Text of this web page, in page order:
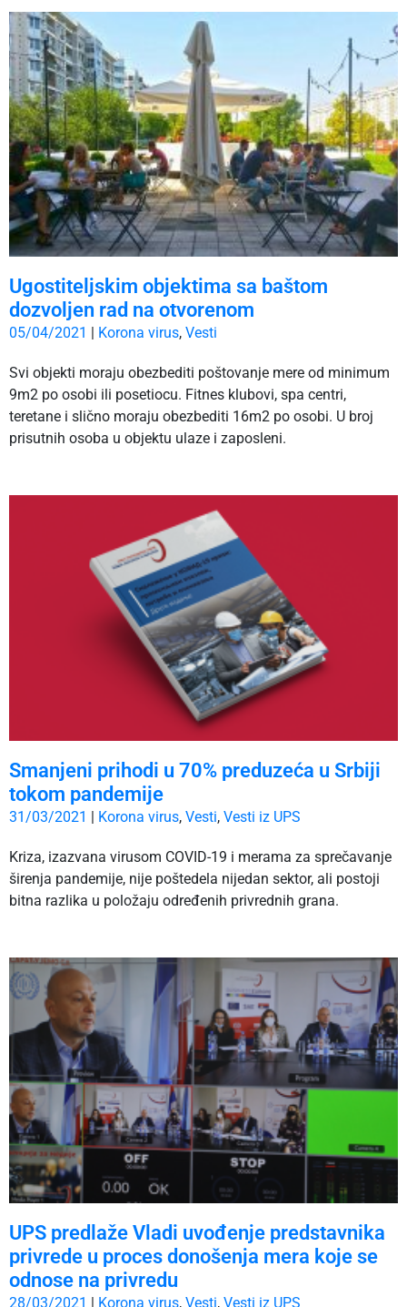
Ugostiteljskim objektima sa baštom
dozvoljen rad na otvorenom
05/04/2021 Korona virus, Vesti
Svi objekti moraju obezbediti poštovanje mere od minimum
9m2 po osobi ili posetiocu. Fitnes klubovi, spa centri,
teretane i slično moraju obezbediti 16m2 po osobi. U broj
prisutnih osoba u objektu ulaze i zaposleni.
Smanjeni prihodi u 70% preduzeća u Srbiji
tokom pandemije
31/03/2021 | Korona virus, Vesti, Vesti iz UPS
Kriza, izazvana virusom COVID-19 i merama za sprečavanje
širenja pandemije, nije poštedela nijedan sektor, ali postoji
bitna razlika u položaju određenih privrednih grana.
UPS predlaže Vladi uvođenje predstavnika
privrede u proces donošenja mera koje se
odnose na privredu
28/03/2021 | Korona virus, Vesti, Vesti iz UPS